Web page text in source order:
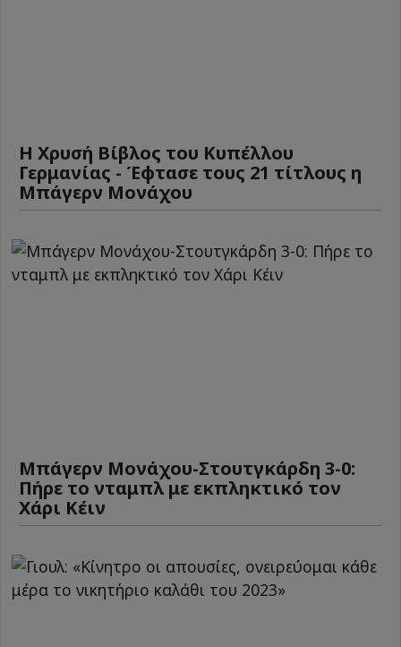
Η Χρυσή Βίβλος του Κυπέλλου
Γερμανίας - Έφτασε τους 21 τίτλους η
Μπάγερν Μονάχου
Μπάγερν Μονάχου-Στουτγκάρδη 3-0:
Πήρε το νταμπλ με εκπληκτικό τον
Χάρι Κέιν